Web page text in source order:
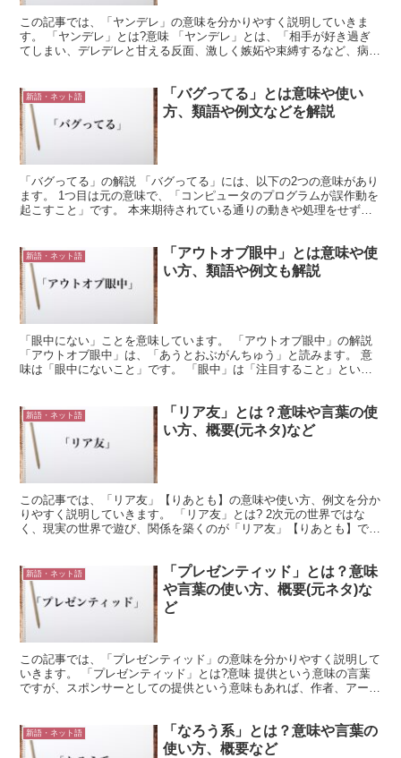
この記事では、「ヤンデレ」の意味を分かりやすく説明していきま
す。 「ヤンデレ」とは?意味 「ヤンデレ」とは、「相手が好き過ぎ
てしまい、デレデレと甘える反面、激しく嫉妬や束縛するなど、病的
新語・ネット語
「バグってる」とは意味や使い
方、類語や例文などを解説
「バグってる」の解説 「バグってる」には、以下の2つの意味があり
ます。 1つ目は元の意味で、「コンピュータのプログラムが誤作動を
起こすこと」です。 本来期待されている通りの動きや処理をせず
新語・ネット語
「アウトオブ眼中」とは意味や使
い方、類語や例文も解説
「眼中にない」ことを意味しています。 「アウトオブ眼中」の解説
「アウトオブ眼中」は、「あうとおぶがんちゅう」と読みます。 意
味は「眼中にないこと」です。 「眼中」は「注目すること」という
新語・ネット語
「リア友」とは？意味や言葉の使
い方、概要(元ネタ)など
この記事では、「リア友」【りあとも】の意味や使い方、例文を分か
りやすく説明していきます。 「リア友」とは? 2次元の世界ではな
く、現実の世界で遊び、関係を築くのが「リア友」【りあとも】であ
新語・ネット語
「プレゼンティッド」とは？意味
や言葉の使い方、概要(元ネタ)な
ど
この記事では、「プレゼンティッド」の意味を分かりやすく説明して
いきます。 「プレゼンティッド」とは?意味 提供という意味の言葉
ですが、スポンサーとしての提供という意味もあれば、作者、アーテ
新語・ネット語
「なろう系」とは？意味や言葉の
使い方、概要など